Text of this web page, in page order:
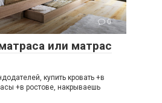
0
или матрас
купить кровать +в
+в ростове, накрываешь